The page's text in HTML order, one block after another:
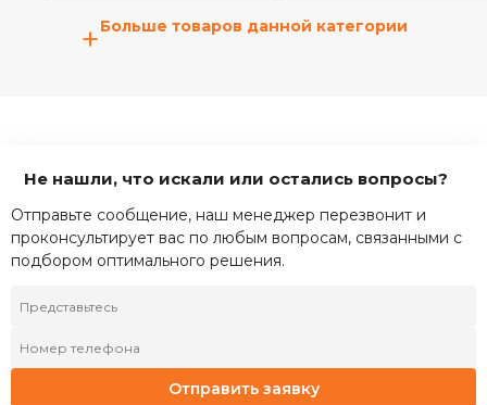
+Больше товаров данной категории
Не нашли, что искали или остались вопросы?
Отправьте сообщение, наш менеджер перезвонит и
проконсультирует вас по любым вопросам, связанными с
подбором оптимального решения.
Отправить заявку